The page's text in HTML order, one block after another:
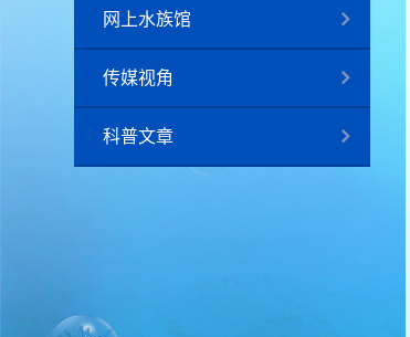
网上水族馆
传媒视角
科普文章